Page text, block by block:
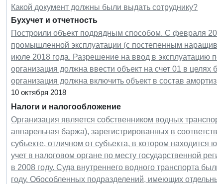
Какой документ должны были выдать сотруднику?
Бухучет и отчетность
Построили объект подрядным способом. С февраля
промышленной эксплуатации (с постепенным
июле 2018 года. Разрешение на ввод в эксплуатацию
организация должна ввести объект на счет 01 в целях
организация должна включить объект в состав
10 октября 2018
Налоги и налогообложение
Организация является собственником водных
аппарельная баржа), зарегистрированных в
субъекте, отличном от субъекта, в котором находится
учет в налоговом органе по месту государственной
в 2008 году. Суда внутреннего водного транспорта
году. Обособленных подразделений, имеющих